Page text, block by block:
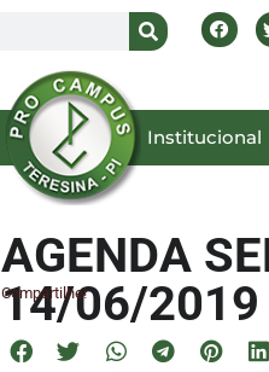
Inicial Institucional
AGENDA
14/06/2019
Compartilhe!